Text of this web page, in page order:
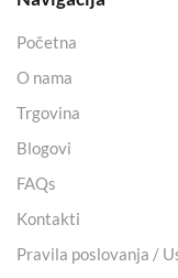
Početna
O nama
Trgovina
Blogovi
FAQs
Kontakti
Pravila poslovanja /